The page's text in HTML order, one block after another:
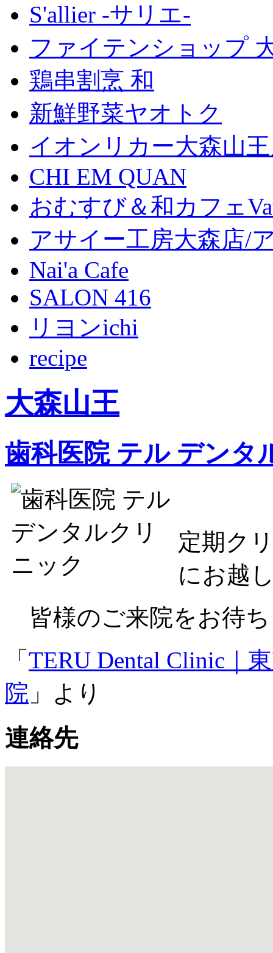
S'allier -サリエ-
ファイテンショップ
鶏串割烹 和
新鮮野菜ヤオトク
イオンリカー大森山
CHI EM QUAN
おむすび＆和カフェ
アサイー工房大森店/
Nai'a Cafe
SALON 416
リヨンichi
recipe
大森山王
歯科医院 テル デンタ
定期ク
にお越
皆様のご来院をお待
「 TERU Dental Clinic｜
院 」より
連絡先